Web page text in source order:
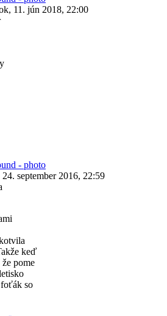
11. jún 2018, 22:00
- photo
september 2016, 22:59
keď
pome
so